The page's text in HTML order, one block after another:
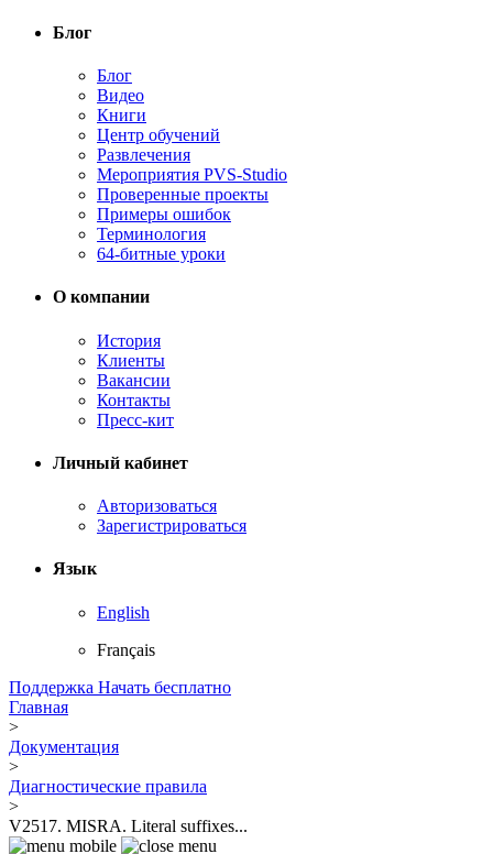
Блог
Блог
Видео
Книги
Центр обучений
Развлечения
Мероприятия PVS-Studio
Проверенные проекты
Примеры ошибок
Терминология
64-битные уроки
О компании
История
Клиенты
Вакансии
Контакты
Пресс-кит
Личный кабинет
Авторизоваться
Зарегистрироваться
Язык
English
Français
Поддержка Начать бесплатно
Главная
>
Документация
>
Диагностические правила
>
V2517. MISRA. Literal suffixes...